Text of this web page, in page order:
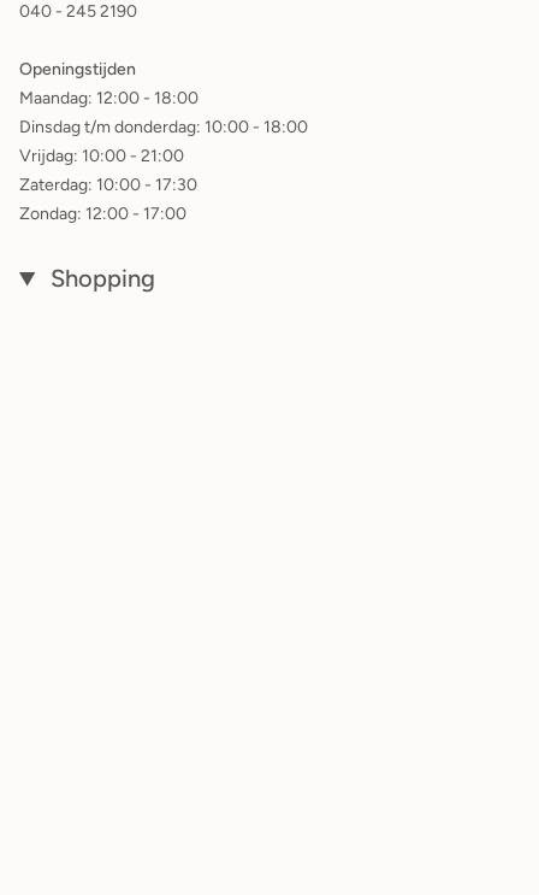
040 - 245 2190
Openingstijden
Maandag: 12:00 - 18:00
Dinsdag t/m donderdag: 10:00 - 18:00
Vrijdag: 10:00 - 21:00
Zaterdag: 10:00 - 17:30
Zondag: 12:00 - 17:00
Shopping